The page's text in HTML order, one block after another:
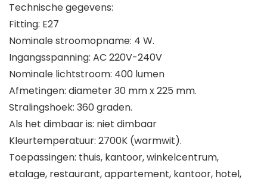
Technische gegevens:
Fitting: E27
Nominale stroomopname: 4 W.
Ingangsspanning: AC 220V-240V
Nominale lichtstroom: 400 lumen
Afmetingen: diameter 30 mm x 225 mm.
Stralingshoek: 360 graden.
Als het dimbaar is: niet dimbaar
Kleurtemperatuur: 2700K (warmwit).
Toepassingen: thuis, kantoor, winkelcentrum,
etalage, restaurant, appartement, kantoor, hotel,